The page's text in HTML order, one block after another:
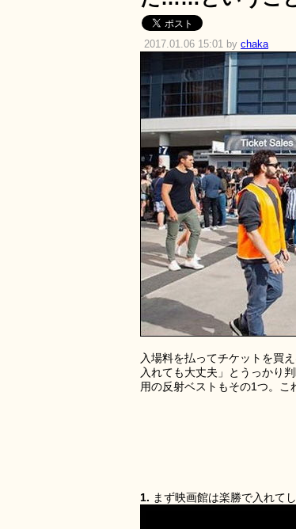
2017.01.06 15:01 by chaka
入場料を払ってチケットを買
入れても大丈夫」とうっかり
用の反射ベストもその1つ。こ
1. まず映画館は楽勝で入れて